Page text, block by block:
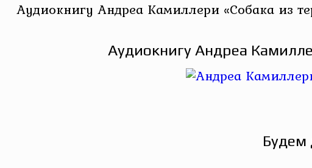
Аудиокнигу Андреа Камиллери «Собака из
Аудиокнигу Андреа
Будем